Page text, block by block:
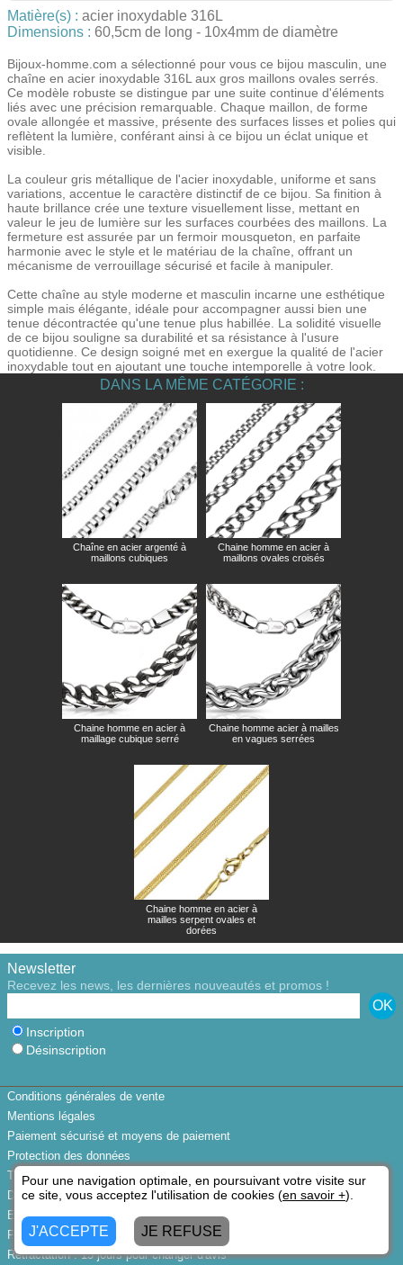
Matière(s) : acier inoxydable 316L
Dimensions : 60,5cm de long - 10x4mm de diamètre
Bijoux-homme.com a sélectionné pour vous ce bijou masculin, une
chaîne en acier inoxydable 316L aux gros maillons ovales serrés.
Ce modèle robuste se distingue par une suite continue d'éléments
liés avec une précision remarquable. Chaque maillon, de forme
ovale allongée et massive, présente des surfaces lisses et polies qui
reflètent la lumière, conférant ainsi à ce bijou un éclat unique et
visible.
La couleur gris métallique de l'acier inoxydable, uniforme et sans
variations, accentue le caractère distinctif de ce bijou. Sa finition à
haute brillance crée une texture visuellement lisse, mettant en
valeur le jeu de lumière sur les surfaces courbées des maillons. La
fermeture est assurée par un fermoir mousqueton, en parfaite
harmonie avec le style et le matériau de la chaîne, offrant un
mécanisme de verrouillage sécurisé et facile à manipuler.
Cette chaîne au style moderne et masculin incarne une esthétique
simple mais élégante, idéale pour accompagner aussi bien une
tenue décontractée qu'une tenue plus habillée. La solidité visuelle
de ce bijou souligne sa durabilité et sa résistance à l'usure
quotidienne. Ce design soigné met en exergue la qualité de l'acier
inoxydable tout en ajoutant une touche intemporelle à votre look.
DANS LA MÊME CATÉGORIE :
Chaîne en acier argenté à
maillons cubiques
Chaine homme en acier à
maillons ovales croisés
Chaine homme en acier à
maillage cubique serré
Chaine homme acier à mailles
en vagues serrées
Chaine homme en acier à
mailles serpent ovales et
dorées
Newsletter
Recevez les news, les dernières nouveautés et promos !
Inscription
Désinscription
Conditions générales de vente
Mentions légales
Paiement sécurisé et moyens de paiement
Protection des données
Trouver votre taille de bague
Disponibilités des bijoux
Expédition Express et livraison
Frais de port gratuits
Rétractation : 15 jours pour changer d'avis
Pour une navigation optimale, en poursuivant votre visite sur
ce site, vous acceptez l'utilisation de cookies (en savoir +).
J'ACCEPTE JE REFUSE